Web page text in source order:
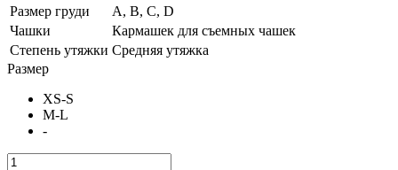
Размер груди
A, B, C, D
Чашки
Кармашек для съемных чашек
Степень утяжки Средняя утяжка
Размер
XS-S
M-L
-